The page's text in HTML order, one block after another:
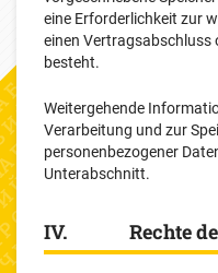
eine Erforderlichkeit zur
einen Vertragsabschluss
besteht.
Weitergehende
Verarbeitung und zur
personenbezogener
Unterabschnitt.
IV. Rechte der